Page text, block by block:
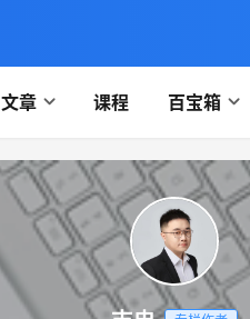
文章 课程 百宝箱